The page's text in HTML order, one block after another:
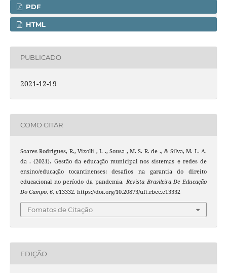
PDF
HTML
PUBLICADO
2021-12-19
COMO CITAR
Soares Rodrigues, R., Vizolli , I. ., Sousa , M. S. R. de ., & Silva, M. L. A.
da . (2021). Gestão da educação municipal nos sistemas e redes de
ensino/educação tocantinenses: desafios na garantia do direito
educacional no período da pandemia. Revista Brasileira De Educação
Do Campo, 6, e13332. https://doi.org/10.20873/uft.rbec.e13332
Fomatos de Citação
EDIÇÃO